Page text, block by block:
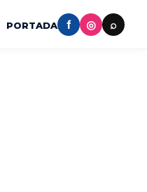
PORTADA f ◎ ⌕